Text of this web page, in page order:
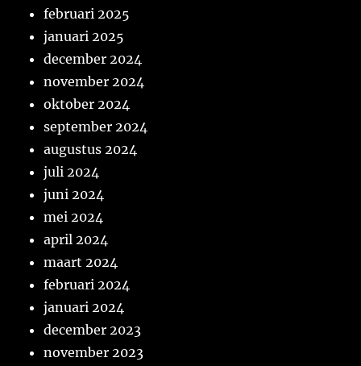
februari 2025
januari 2025
december 2024
november 2024
oktober 2024
september 2024
augustus 2024
juli 2024
juni 2024
mei 2024
april 2024
maart 2024
februari 2024
januari 2024
december 2023
november 2023